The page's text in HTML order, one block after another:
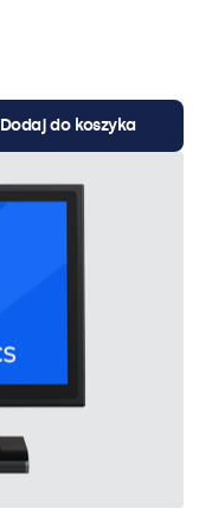
Dodaj do koszyka